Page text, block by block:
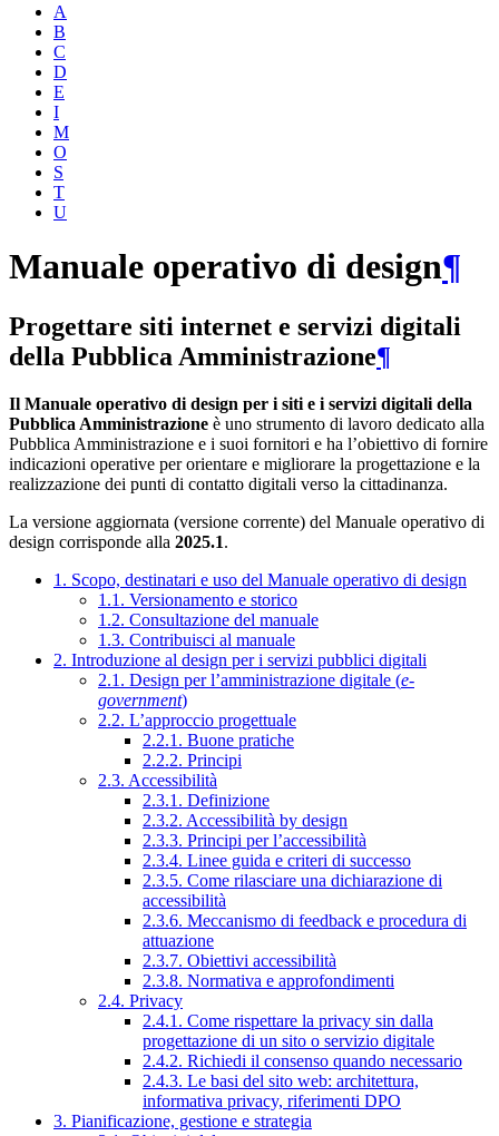
A
B
C
D
E
I
M
O
S
T
U
Manuale operativo di design¶
Progettare siti internet e servizi digitali
della Pubblica Amministrazione¶
Il Manuale operativo di design per i siti e i servizi digitali della
Pubblica Amministrazione è uno strumento di lavoro dedicato alla
Pubblica Amministrazione e i suoi fornitori e ha l’obiettivo di fornire
indicazioni operative per orientare e migliorare la progettazione e la
realizzazione dei punti di contatto digitali verso la cittadinanza.
La versione aggiornata (versione corrente) del Manuale operativo di
design corrisponde alla 2025.1.
1. Scopo, destinatari e uso del Manuale operativo di design
1.1. Versionamento e storico
1.2. Consultazione del manuale
1.3. Contribuisci al manuale
2. Introduzione al design per i servizi pubblici digitali
2.1. Design per l’amministrazione digitale (e-
government)
2.2. L’approccio progettuale
2.2.1. Buone pratiche
2.2.2. Principi
2.3. Accessibilità
2.3.1. Definizione
2.3.2. Accessibilità by design
2.3.3. Principi per l’accessibilità
2.3.4. Linee guida e criteri di successo
2.3.5. Come rilasciare una dichiarazione di
accessibilità
2.3.6. Meccanismo di feedback e procedura di
attuazione
2.3.7. Obiettivi accessibilità
2.3.8. Normativa e approfondimenti
2.4. Privacy
2.4.1. Come rispettare la privacy sin dalla
progettazione di un sito o servizio digitale
2.4.2. Richiedi il consenso quando necessario
2.4.3. Le basi del sito web: architettura,
informativa privacy, riferimenti DPO
3. Pianificazione, gestione e strategia